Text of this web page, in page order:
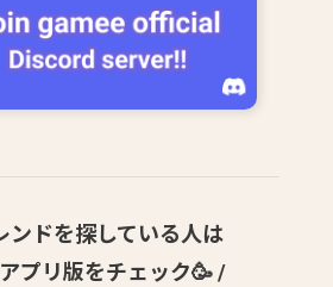
ンドを探している人は
プリ版をチェック🥳 /